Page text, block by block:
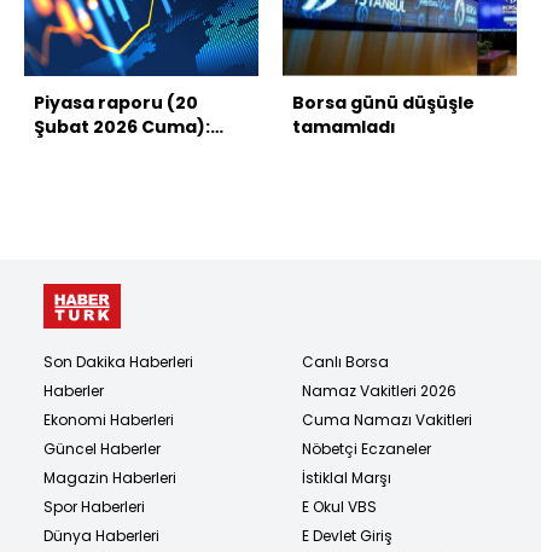
Piyasa raporu (20
Şubat 2026 Cuma):
Borsa günü düşüşle
tamamladı
Son Dakika Haberleri
Haberler
Ekonomi Haberleri
Güncel Haberler
Magazin Haberleri
Spor Haberleri
Dünya Haberleri
Canlı Borsa
Namaz Vakitleri 2026
Cuma Namazı Vakitleri
Nöbetçi Eczaneler
İstiklal Marşı
E Okul VBS
E Devlet Giriş